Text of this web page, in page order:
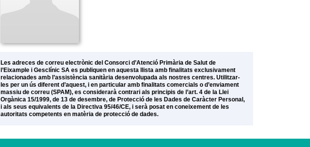
Les adreces de correu electrònic del Consorci d’Atenció Primària de Salut de
l’Eixample i Gesclínic SA es publiquen en aquesta llista amb finalitats exclusivament
relacionades amb l’assistència sanitària desenvolupada als nostres centres. Utilitzar-
les per un ús diferent d’aquest, i en particular amb finalitats comercials o d’enviament
massiu de correu (SPAM), es considerarà contrari als principis de l’art. 4 de la Llei
Orgànica 15/1999, de 13 de desembre, de Protecció de les Dades de Caràcter Personal,
i als seus equivalents de la Directiva 95/46/CE, i serà posat en coneixement de les
autoritats competents en matèria de protecció de dades.